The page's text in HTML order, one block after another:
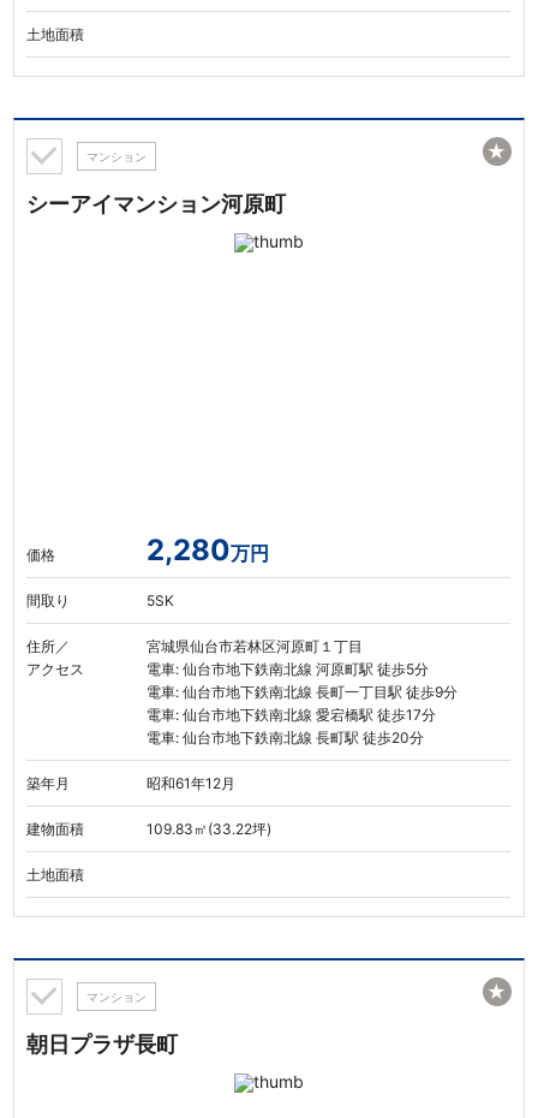
土地面積
マンション
シーアイマンション河原町
価格 2,280万円
間取り 5SK
住所／
アクセス
宮城県仙台市若林区河原町１丁目
電車: 仙台市地下鉄南北線 河原町駅 徒歩5分
電車: 仙台市地下鉄南北線 長町一丁目駅 徒歩9分
電車: 仙台市地下鉄南北線 愛宕橋駅 徒歩17分
電車: 仙台市地下鉄南北線 長町駅 徒歩20分
築年月 昭和61年12月
建物面積 109.83㎡(33.22坪)
土地面積
★
マンション
朝日プラザ長町
★